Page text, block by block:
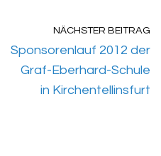
NÄCHSTER BEITRAG
Sponsorenlauf 2012 der
Graf-Eberhard-Schule
in Kirchentellinsfurt